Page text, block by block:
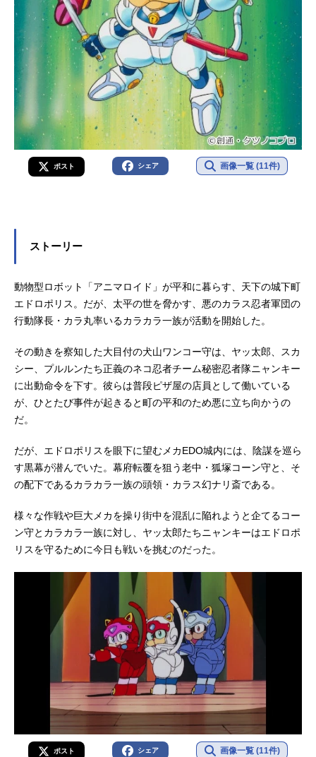
ポスト シェア 画像一覧 (11件)
ストーリー
動物型ロボット「アニマロイド」が平和に暮らす、天下の城下町
エドロポリス。だが、太平の世を脅かす、悪のカラス忍者軍団の
行動隊長・カラ丸率いるカラカラ一族が活動を開始した。
その動きを察知した大目付の犬山ワンコー守は、ヤッ太郎、スカ
シー、プルルンたち正義のネコ忍者チーム秘密忍者隊ニャンキー
に出動命令を下す。彼らは普段ピザ屋の店員として働いている
が、ひとたび事件が起きると町の平和のため悪に立ち向かうの
だ。
だが、エドロポリスを眼下に望むメカEDO城内には、陰謀を巡ら
す黒幕が潜んでいた。幕府転覆を狙う老中・狐塚コーン守と、そ
の配下であるカラカラ一族の頭領・カラス幻ナリ斎である。
様々な作戦や巨大メカを操り街中を混乱に陥れようと企てるコー
ン守とカラカラ一族に対し、ヤッ太郎たちニャンキーはエドロポ
リスを守るために今日も戦いを挑むのだった。
ポスト シェア 画像一覧 (11件)